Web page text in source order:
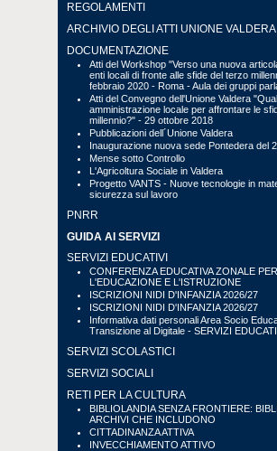
REGOLAMENTI
ARCHIVIO DEGLI ATTI UNIONE VALDERA
DOCUMENTAZIONE
Atti del Workshop "Verso una nuova
enti locali di fronte alle sfide del terzo
febbraio 2020 - Roma - Aula dei gruppi
Atti del Convegno dell'Unione Valdera
amministrazione locale per affrontare le
millennio?" - 29 ottobre 2018
Pubblicazioni dell´Unione Valdera
Inaugurazione nuova sede Pontedera del
Mense sotto Controllo
L'Agricoltura Sociale in Valdera
Progetto VANTS - Nuove tecnologie in
sicurezza sul lavoro
PNRR
GUIDA AI SERVIZI
SERVIZI EDUCATIVI
CONFERENZA EDUCATIVA ZONALE PER
L'EDUCAZIONE E L'ISTRUZIONE
ISCRIZIONI NIDI D'INFANZIA 2026/27
ISCRIZIONI NIDI D'INFANZIA 2026/27
Informativa dati personali Area Socio
Transizione al Digitale - SERVIZI
SERVIZI SCOLASTICI
SERVIZI SOCIALI
RETI PER LA CULTURA
BIBLIOLANDIA SENZA FRONTIERE:
ARCHIVI CHE INCLUDONO
CITTADINANZA ATTIVA
INVECCHIAMENTO ATTIVO